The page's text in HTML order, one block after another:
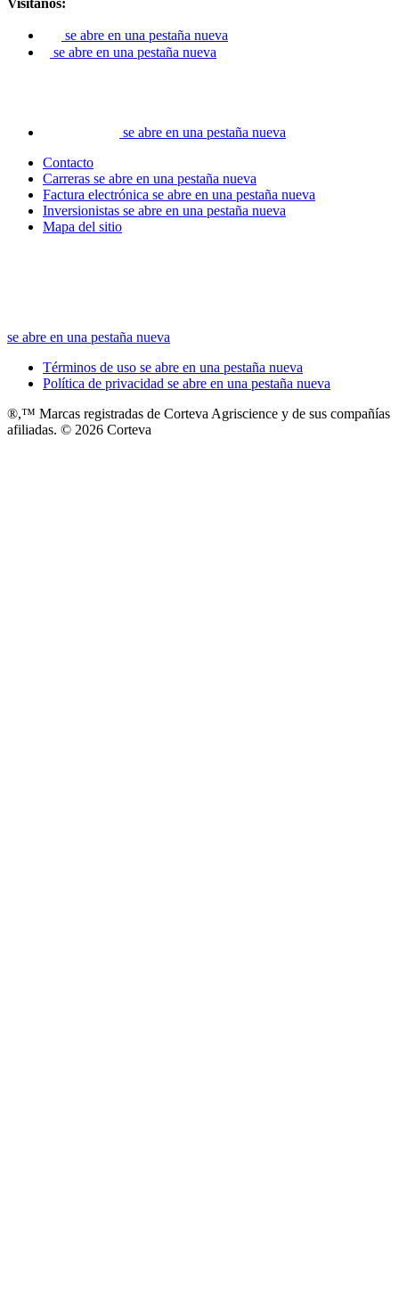
Visítanos:
se abre en una pestaña nueva
se abre en una pestaña nueva
se abre en una pestaña nueva
Contacto
Carreras se abre en una pestaña nueva
Factura electrónica se abre en una pestaña nueva
Inversionistas se abre en una pestaña nueva
Mapa del sitio
se abre en una pestaña nueva
Términos de uso se abre en una pestaña nueva
Política de privacidad se abre en una pestaña nueva
®,™ Marcas registradas de Corteva Agriscience y de sus compañías
afiliadas. © 2026 Corteva